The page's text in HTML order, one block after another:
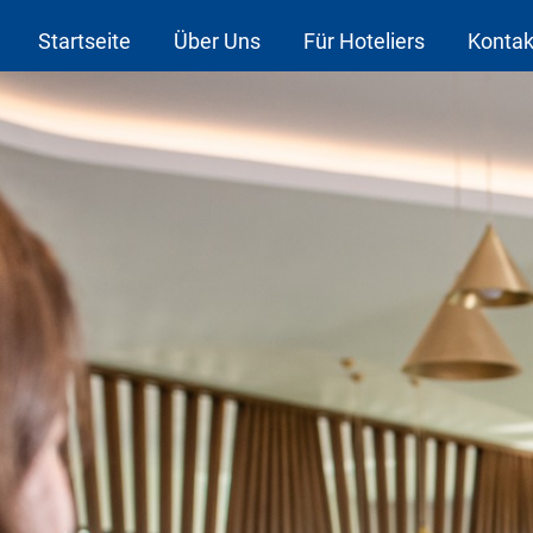
Startseite Über Uns Für Hoteliers